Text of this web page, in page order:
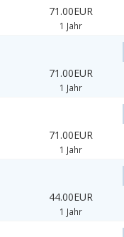
71.00EUR
1 Jahr
71.00EUR
1 Jahr
71.00EUR
1 Jahr
44.00EUR
1 Jahr